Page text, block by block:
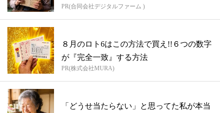
PR(合同会社デジタルファーム )
８月のロト6はこの方法で買え!!６つの数字
が『完全一致』する方法
PR(株式会社MURA)
「どうせ当たらない」と思ってた私が本当